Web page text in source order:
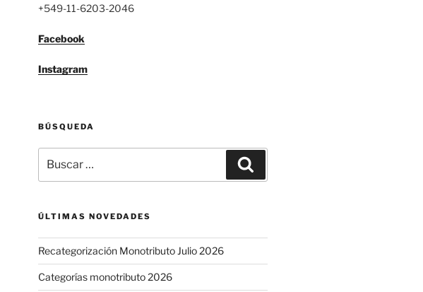
+549-11-6203-2046
Facebook
Instagram
BÚSQUEDA
por:
ÚLTIMAS NOVEDADES
Recategorización Monotributo Julio 2026
Categorías monotributo 2026